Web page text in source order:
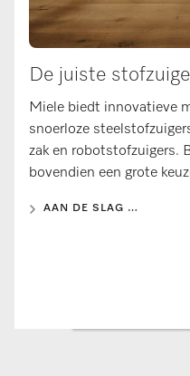
De juiste
Miele biedt innovatieve
snoerloze
zak en robotstofzuigers.
bovendien een grote
AAN DE SLAG …